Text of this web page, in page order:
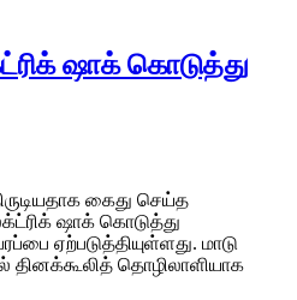
ஷாக் கொடுத்து
கைது செய்த
ஷாக் கொடுத்து
ஏற்படுத்தியுள்ளது. மாடு
தினக்கூலித் தொழிலாளியாக